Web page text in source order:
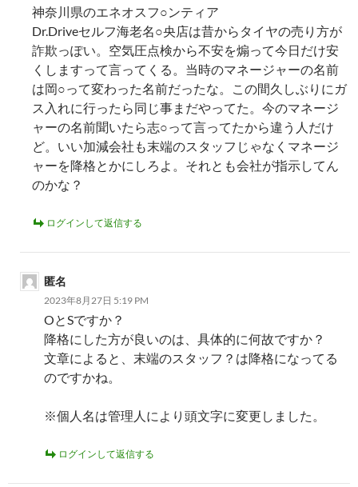
神奈川県のエネオスフ○ンティア
Dr.Driveセルフ海老名○央店は昔からタイヤの売り方が
詐欺っぽい。空気圧点検から不安を煽って今日だけ安
くしますって言ってくる。当時のマネージャーの名前
は岡○って変わった名前だったな。この間久しぶりにガ
ス入れに行ったら同じ事まだやってた。今のマネージ
ャーの名前聞いたら志○って言ってたから違う人だけ
ど。いい加減会社も末端のスタッフじゃなくマネージ
ャーを降格とかにしろよ。それとも会社が指示してん
のかな？
ログインして返信する
匿名
2023年8月27日 5:19 PM
OとSですか？
降格にした方が良いのは、具体的に何故ですか？
文章によると、末端のスタッフ？は降格になってる
のですかね。
※個人名は管理人により頭文字に変更しました。
ログインして返信する